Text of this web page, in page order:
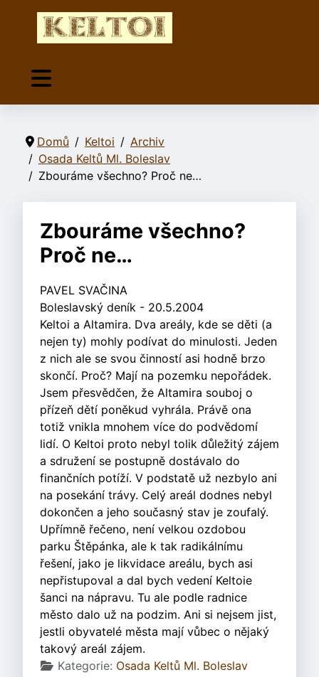
Domů Keltoi
Archiv
Osada Keltů Ml. Boleslav
Zbouráme všechno? Proč ne…
Zbouráme všechno?
Proč ne…
PAVEL SVAČINA
Boleslavský deník - 20.5.2004
Keltoi a Altamira. Dva areály, kde se děti (a
nejen ty) mohly podívat do minulosti. Jeden
z nich ale se svou činností asi hodně brzo
skončí. Proč? Mají na pozemku nepořádek.
Jsem přesvědčen, že Altamira souboj o
přízeň dětí poněkud vyhrála. Právě ona
totiž vnikla mnohem více do podvědomí
lidí. O Keltoi proto nebyl tolik důležitý zájem
a sdružení se postupně dostávalo do
finančních potíží. V podstatě už nezbylo ani
na posekání trávy. Celý areál dodnes nebyl
dokončen a jeho současný stav je zoufalý.
Upřímně řečeno, není velkou ozdobou
parku Štěpánka, ale k tak radikálnímu
řešení, jako je likvidace areálu, bych asi
nepřistupoval a dal bych vedení Keltoie
šanci na nápravu. Tu ale podle radnice
město dalo už na podzim. Ani si nejsem jist,
jestli obyvatelé města mají vůbec o nějaký
takový areál zájem.
Základní údaje
Kategorie: Osada Keltů Ml. Boleslav